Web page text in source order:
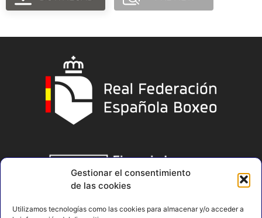
Gestionar el consentimiento
de las cookies
Utilizamos tecnologías como las cookies para almacenar y/o acceder a